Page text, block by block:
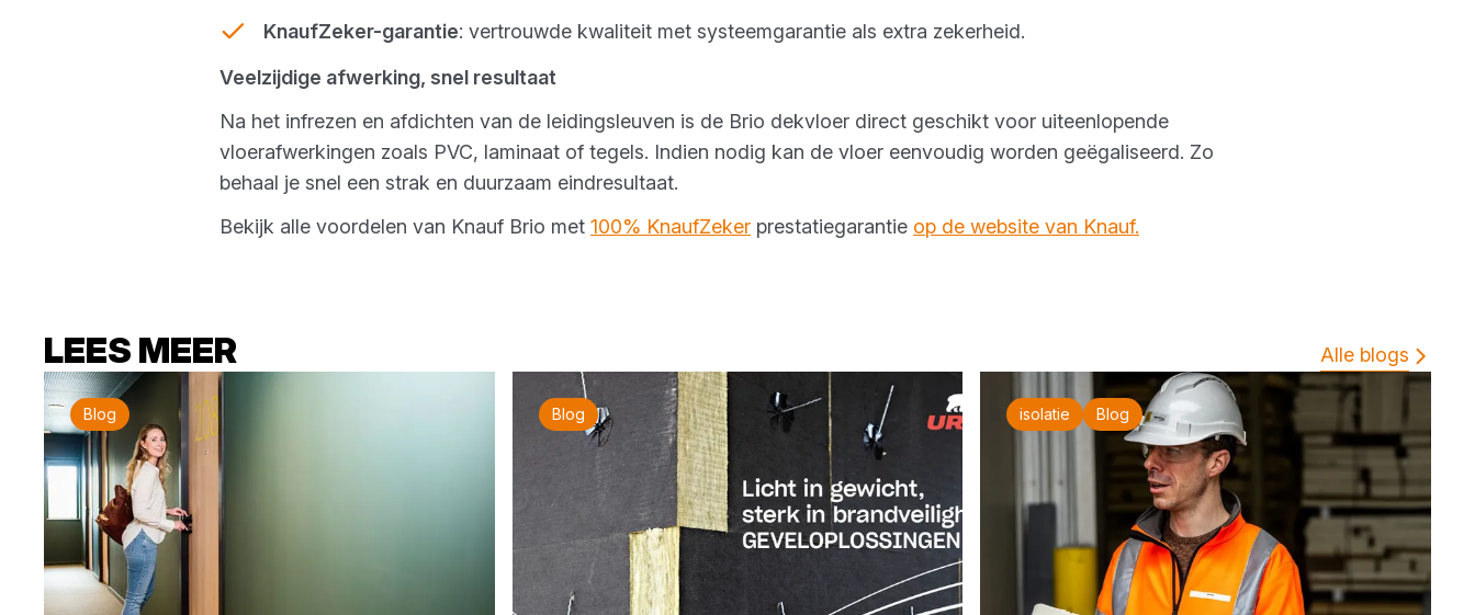
KnaufZeker-garantie: vertrouwde kwaliteit met systeemgarantie als extra zekerheid.
Veelzijdige afwerking, snel resultaat
Na het infrezen en afdichten van de leidingsleuven is de Brio dekvloer direct geschikt voor uiteenlopende
vloerafwerkingen zoals PVC, laminaat of tegels. Indien nodig kan de vloer eenvoudig worden geëgaliseerd. Zo
behaal je snel een strak en duurzaam eindresultaat.
Bekijk alle voordelen van Knauf Brio met 100% KnaufZeker prestatiegarantie op de website van Knauf.
LEES MEER Alle blogs
Blog Blog isolatie Blog